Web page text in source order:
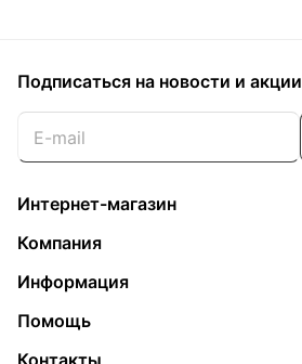
Подписаться на новости и акции
Интернет-магазин
Компания
Информация
Помощь
Контакты